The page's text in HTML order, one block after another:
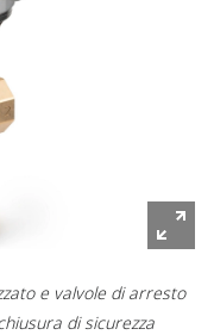
e valvole di arresto
di sicurezza